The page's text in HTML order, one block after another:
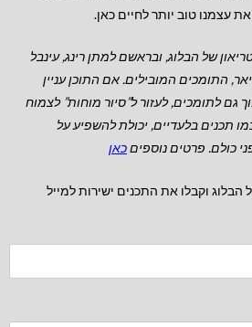
עצמנו טוב יותר לחיים כאן.
של הבלוג, ובראשם למתן רינג, עינבל
התומכים המובילים.אם התוכן עניין
גם לתומכים, לעזור ל”סיור מוחות” לצמוח
תכנים בלעדיים, יכולת להשפיע על
כולם. פרטים נוספיםכאן
וקבלו את התכנים ישירות למייל